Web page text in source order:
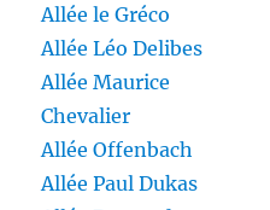
Allée le Gréco
Allée Léo Delibes
Allée Maurice
Chevalier
Allée Offenbach
Allée Paul Dukas